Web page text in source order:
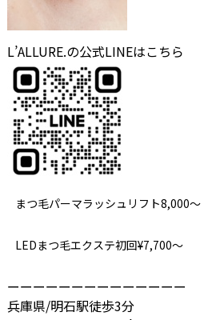
L’ALLURE.の公式LINEはこちら
まつ毛パーマラッシュリフト8,000～
LEDまつ毛エクステ初回¥7,700～
ーーーーーーーーーーーーーー
兵庫県/明石駅徒歩3分